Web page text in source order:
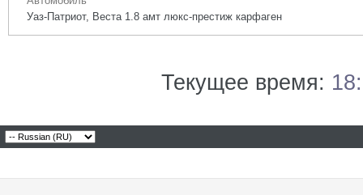
Уаз-Патриот, Веста 1.8 амт люкс-престиж карфаген
Текущее время: